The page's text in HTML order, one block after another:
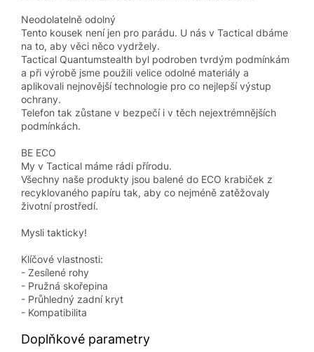
Neodolatelně odolný
Tento kousek není jen pro parádu. U nás v Tactical dbáme
na to, aby věci něco vydržely.
Tactical Quantumstealth byl podroben tvrdým podmínkám
a při výrobě jsme použili velice odolné materiály a
aplikovali nejnovější technologie pro co nejlepší výstup
ochrany.
Telefon tak zůstane v bezpečí i v těch nejextrémnějších
podmínkách.
BE ECO
My v Tactical máme rádi přírodu.
Všechny naše produkty jsou balené do ECO krabiček z
recyklovaného papíru tak, aby co nejméně zatěžovaly
životní prostředí.
Mysli takticky!
Klíčové vlastnosti:
- Zesílené rohy
- Pružná skořepina
- Průhledný zadní kryt
- Kompatibilita
Doplňkové parametry